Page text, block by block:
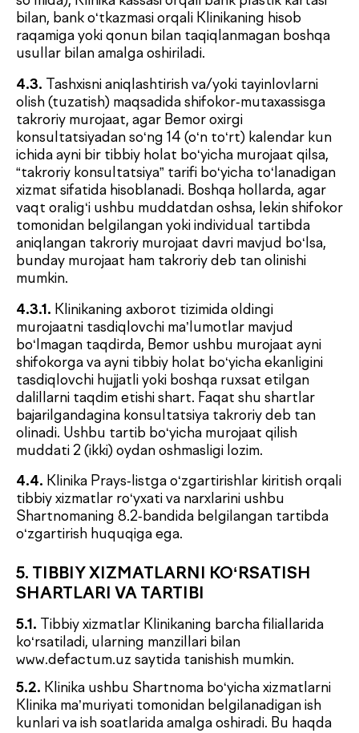
7. NIZOLARNI HAL ETISH
6.2.2.Bemor sog‘lig‘i holati, o‘tkazgan kasalliklari,
ma’lum allergik reaksiyalari va qarshi ko‘rsatmalar
haqida shifokorga taqdim etilgan ma’lumotlarning
to‘g‘riligi uchun.
davolash bo‘yicha barcha talab va tavsiyalariga
rioya qilinishi yoki rioya qilinmasligi, shu jumladan
davolovchi shifokor ko‘rsatmalarini
bajarish/bajarmaslik uchun.
6.2.4.Laboratoriya tekshiruvlariga tayyorgarlik
qoidalariga rioya qilish uchun; agar Bemor ushbu
qoidalarga rioya qilmasligi natijasida tahlil natijalari
buzilsa, Klinika ularning aniqligi uchun javobgar
hisoblanmaydi.
6.3.Agar Bemor mazkur Shartnoma bo‘yicha o‘z
majburiyatlarini buzsa va bu buzilishlar tibbiy
yordam ko‘rsatishdagi kamchiliklar yoki zarar kelib
chiqishiga sabab bo‘lsa, Klinika ushbu Shartnoma
darajada bajarmaganligi uchun javobgarlikdan ozod
qilinadi.
7.1.Tomonlar o‘z majburiyatlarini bajarmaslik yoki
lozim darajada bajarmaslik bilan bog‘liq nizolarni
imkon qadar muzokaralar yo‘li bilan hal etadilar.
Agar tomonlar kelishuvga erisha olmasa, nizolar
O‘zbekiston Respublikasi amaldagi qonunchiligiga
muvofiq tartibda ko‘rib chiqiladi.
majburiyatlarni bajarmaslik yoki lozim darajada
bajarmaslik uchun javobgarlikdan fors-major
holatlari sabab ozod qilinadi. Bular jumlasiga:
yong‘in, zilzila, suv toshqini, falokatlar, harbiy
harakatlar, davlat organlari va sud qarorlari, kasallik
bo‘lmagan va ushbu shartnoma amal qilishi
davomida aniqlanmagan, tibbiyot standartlari va
protokollarida aniqlanishi nazarda tutilmagan),
darajasida oldindan aniq prognoz qilish, tashxislash
va oldini olish imkoni bo‘lmagan holatlar, hamda
boshqa yengib bo‘lmaydigan holatlar va ularning
oqibatlari kiradi. Shuningdek, Klinikaning to‘lov
majburiyatlari buzilishi bilan bog‘liq bo‘lmagan
holda Klinikada elektr energiyasi yoki suv
ta’minotining kelishilmagan uzilishi ham shu
holatlarga kiradi.